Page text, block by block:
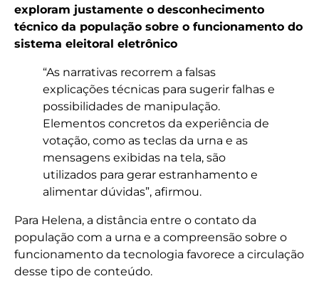
exploram justamente o desconhecimento
técnico da população sobre o funcionamento do
sistema eleitoral eletrônico
“As narrativas recorrem a falsas
explicações técnicas para sugerir falhas e
possibilidades de manipulação.
Elementos concretos da experiência de
votação, como as teclas da urna e as
mensagens exibidas na tela, são
utilizados para gerar estranhamento e
alimentar dúvidas”, afirmou.
Para Helena, a distância entre o contato da
população com a urna e a compreensão sobre o
funcionamento da tecnologia favorece a circulação
desse tipo de conteúdo.